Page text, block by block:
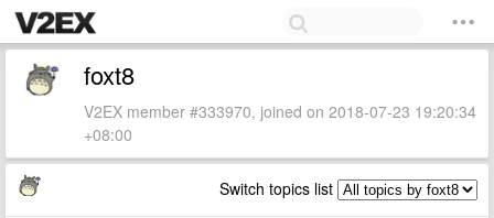
foxt8
V2EX member #333970, joined on 2018-07-23 19:20:34
+08:00
Switch topics list